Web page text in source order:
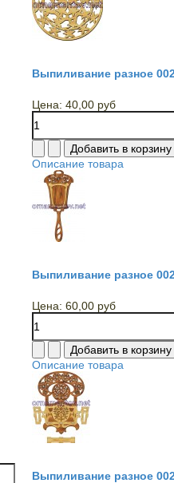
Выпиливание разное
Цена: 40,00 руб
Описание товара
Выпиливание разное
Цена: 60,00 руб
Описание товара
Выпиливание разное